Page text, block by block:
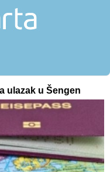
ulazak u Šengen